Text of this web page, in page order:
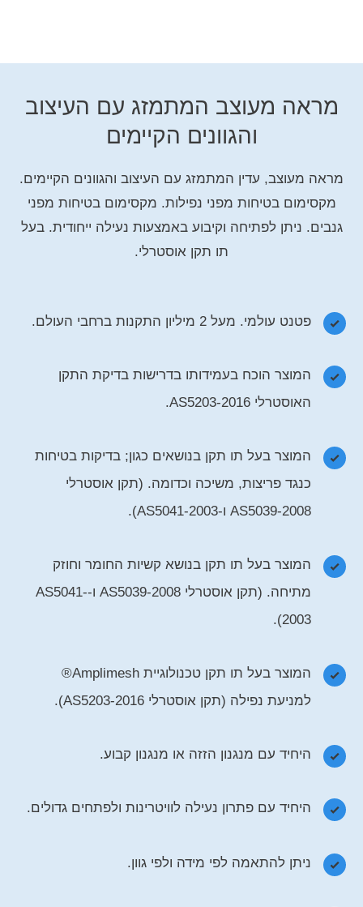
מראה מעוצב המתמזג עם העיצוב
והגוונים הקיימים
מראה מעוצב, עדין המתמזג עם העיצוב והגוונים הקיימים.
מקסימום בטיחות מפני נפילות. מקסימום בטיחות מפני
גנבים. ניתן לפתיחה וקיבוע באמצעות נעילה ייחודית. בעל
תו תקן אוסטרלי.
פטנט עולמי. מעל 2 מיליון התקנות ברחבי העולם.
המוצר הוכח בעמידותו בדרישות בדיקת התקן
האוסטרלי AS5203-2016.
המוצר בעל תו תקן בנושאים כגון; בדיקות בטיחות
כנגד פריצות, משיכה וכדומה. (תקן אוסטרלי
AS5039-2008 ו-AS5041-2003).
המוצר בעל תו תקן בנושא קשיות החומר וחוזק
מתיחה. (תקן אוסטרלי AS5039-2008 ו-AS5041-
2003).
המוצר בעל תו תקן טכנולוגיית Amplimesh®
למניעת נפילה (תקן אוסטרלי AS5203-2016).
היחיד עם מנגנון הזזה או מנגנון קבוע.
היחיד עם פתרון נעילה לוויטרינות ולפתחים גדולים.
ניתן להתאמה לפי מידה ולפי גוון.